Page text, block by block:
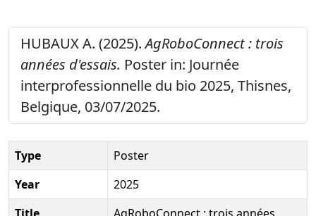
HUBAUX A. (2025).AgRoboConnect : trois
années d'essais. Poster in: Journée
interprofessionnelle du bio 2025, Thisnes,
Belgique, 03/07/2025.
Type
Poster
Year
2025
Title
AgRoboConnect : trois années